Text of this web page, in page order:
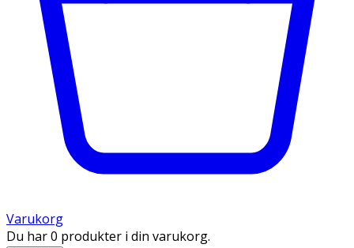
Varukorg
Du har 0 produkter i din varukorg.